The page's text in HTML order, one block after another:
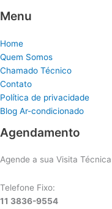
Menu
Home
Quem Somos
Chamado Técnico
Contato
Política de privacidade
Blog Ar-condicionado
Agendamento
Agende a sua Visita Técnica
Telefone Fixo:
11 3836-9554